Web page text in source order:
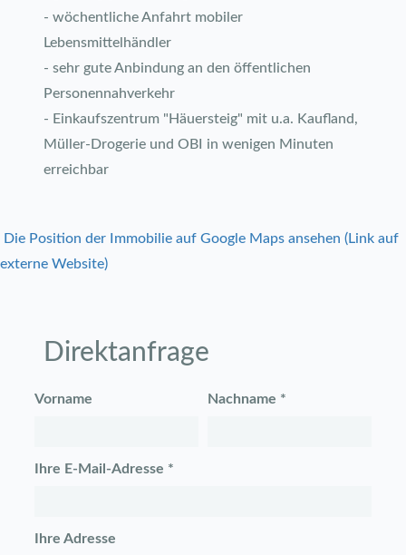
- wöchentliche Anfahrt mobiler
Lebensmittelhändler
- sehr gute Anbindung an den öffentlichen
Personennahverkehr
- Einkaufszentrum "Häuersteig" mit u.a. Kaufland,
Müller-Drogerie und OBI in wenigen Minuten
erreichbar
Die Position der Immobilie auf Google Maps ansehen (Link auf
externe Website)
Direktanfrage
Vorname Nachname *
Ihre E-Mail-Adresse *
Ihre Adresse